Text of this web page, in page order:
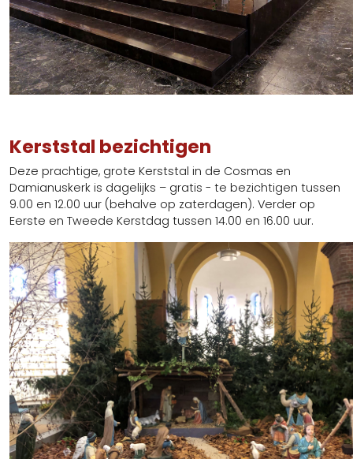
Kerststal bezichtigen
Deze prachtige, grote Kerststal in de Cosmas en
Damianuskerk is dagelijks – gratis - te bezichtigen tussen
9.00 en 12.00 uur (behalve op zaterdagen). Verder op
Eerste en Tweede Kerstdag tussen 14.00 en 16.00 uur.